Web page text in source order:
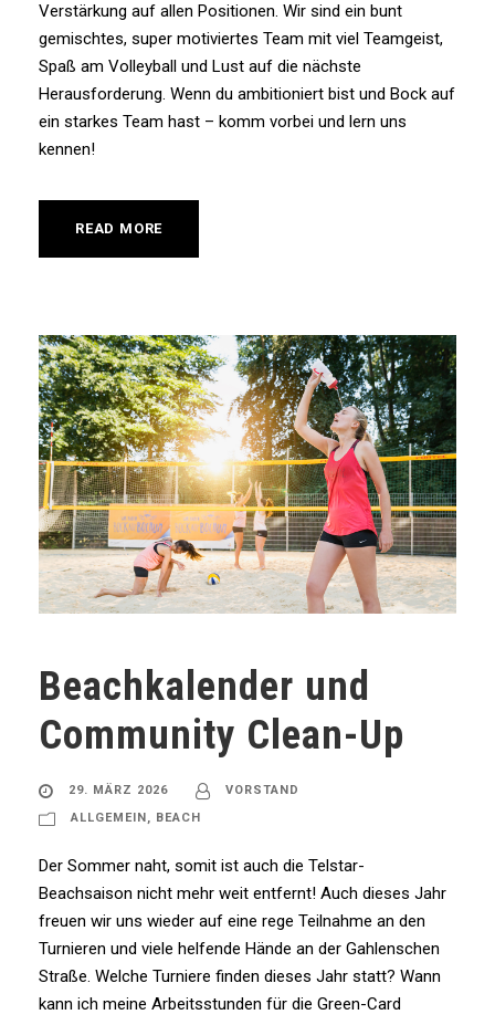
Verstärkung auf allen Positionen. Wir sind ein bunt
gemischtes, super motiviertes Team mit viel Teamgeist,
Spaß am Volleyball und Lust auf die nächste
Herausforderung. Wenn du ambitioniert bist und Bock auf
ein starkes Team hast – komm vorbei und lern uns
kennen!
READ MORE
Beachkalender und
Community Clean-Up
29. MÄRZ 2026
VORSTAND
ALLGEMEIN , BEACH
Der Sommer naht, somit ist auch die Telstar-
Beachsaison nicht mehr weit entfernt! Auch dieses Jahr
freuen wir uns wieder auf eine rege Teilnahme an den
Turnieren und viele helfende Hände an der Gahlenschen
Straße. Welche Turniere finden dieses Jahr statt? Wann
kann ich meine Arbeitsstunden für die Green-Card